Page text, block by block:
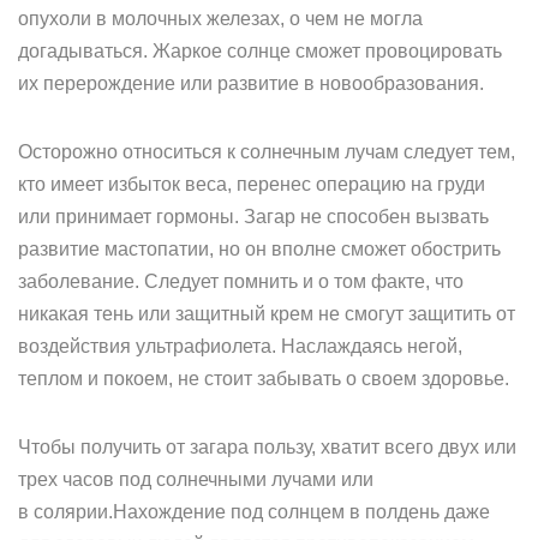
опухоли в молочных железах, о чем не могла
догадываться. Жаркое солнце сможет провоцировать
их перерождение или развитие в новообразования.
Осторожно относиться к солнечным лучам следует тем,
кто имеет избыток веса, перенес операцию на груди
или принимает гормоны. Загар не способен вызвать
развитие мастопатии, но он вполне сможет обострить
заболевание. Следует помнить и о том факте, что
никакая тень или защитный крем не смогут защитить от
воздействия ультрафиолета. Наслаждаясь негой,
теплом и покоем, не стоит забывать о своем здоровье.
Чтобы получить от загара пользу, хватит всего двух или
трех часов под солнечными лучами или
в солярии.Нахождение под солнцем в полдень даже